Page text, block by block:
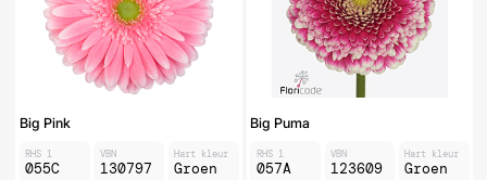
Big Pink
RHS 1
055C
VBN
130797
Hart kleur
Groen
Big Puma
RHS 1
057A
VBN
123609
Hart kleur
Groen